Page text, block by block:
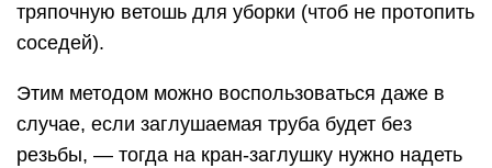
тряпочную ветошь для уборки (чтоб не протопить
соседей).
Этим методом можно воспользоваться даже в
случае, если заглушаемая труба будет без
резьбы, — тогда на кран-заглушку нужно надеть